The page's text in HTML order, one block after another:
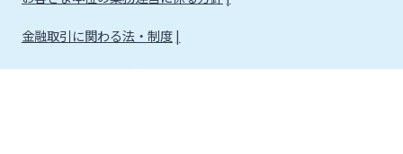
金融取引に関わる法・制度
金融取引に関わる方針